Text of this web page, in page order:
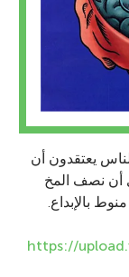
يعتقدون أن
أن نصف المخ
بالإبداع.
https://